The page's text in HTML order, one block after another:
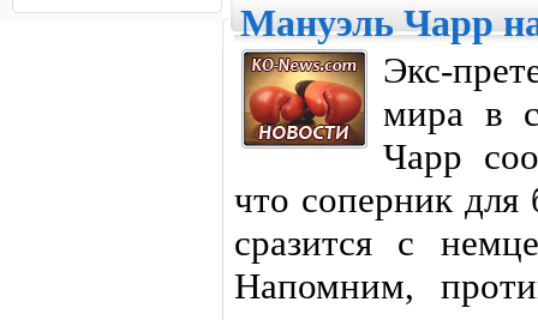
Мануэль Чарр
Экс-
мира в
Чарр
что соперник для
сразится с
Напомним,